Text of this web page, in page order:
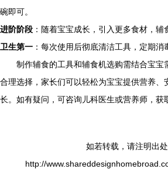
碗即可。
进阶阶段 ：随着宝宝成长，引入更多食材，辅
卫生第一 ：每次使用后彻底清洁工具，定期消
制作辅食的工具和辅食机选购需结合宝宝
合理选择，家长们可以轻松为宝宝提供营养、
长。如有疑问，可咨询儿科医生或营养师，获
如若转载，请注明出处
http://